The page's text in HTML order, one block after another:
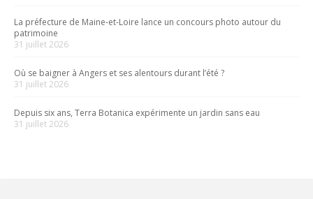
La préfecture de Maine-et-Loire lance un concours photo autour du
patrimoine
31 juillet 2026
Où se baigner à Angers et ses alentours durant l’été ?
31 juillet 2026
Depuis six ans, Terra Botanica expérimente un jardin sans eau
31 juillet 2026